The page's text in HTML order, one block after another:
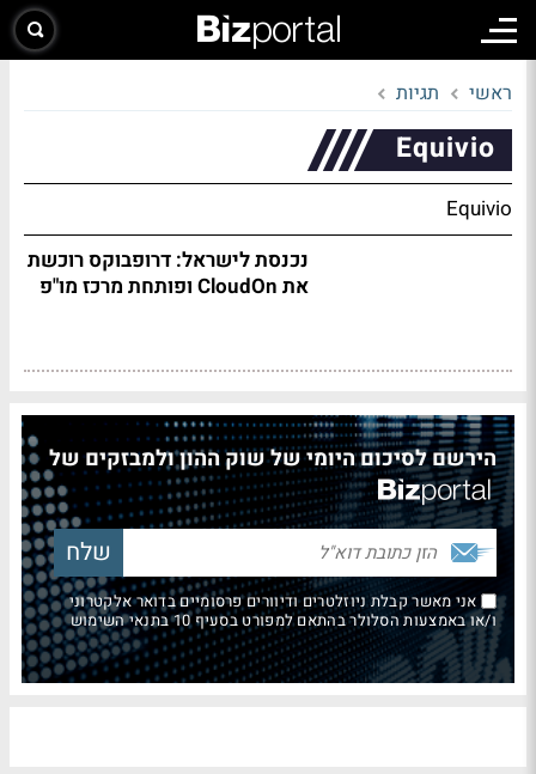
ראשי תגיות
Equivio
Equivio
נכנסת לישראל: דרופבוקס רוכשת
את CloudOn ופותחת מרכז מו"פ
הירשם לסיכום היומי של שוק ההון ולמבזקים של
אני מאשר קבלת ניוזלטרים ודיוורים פרסומיים בדואר אלקטרוני
ו/או באמצעות הסלולר בהתאם למפורט בסעיף 10 בתנאי השימוש